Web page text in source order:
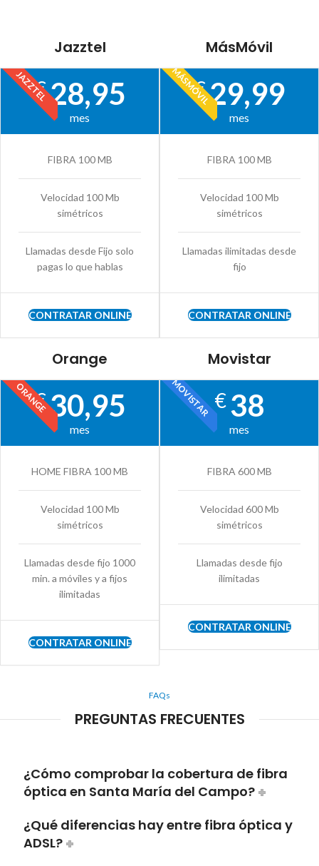
Jazztel
JAZZTEL
€28,95
mes
FIBRA 100 MB
Velocidad 100 Mb
simétricos
Llamadas desde Fijo solo
pagas lo que hablas
CONTRATAR ONLINE
MásMóvil
MÁSMÓVIL
€29,99
mes
FIBRA 100 MB
Velocidad 100 Mb
simétricos
Llamadas ilimitadas desde
fijo
CONTRATAR ONLINE
Orange
ORANGE
€30,95
mes
HOME FIBRA 100 MB
Velocidad 100 Mb
simétricos
Llamadas desde fijo 1000
min. a móviles y a fijos
ilimitadas
CONTRATAR ONLINE
Movistar
MOVISTAR€38
mes
FIBRA 600 MB
Velocidad 600 Mb
simétricos
Llamadas desde fijo
ilimitadas
CONTRATAR ONLINE
FAQs
PREGUNTAS FRECUENTES
¿Cómo comprobar la cobertura de fibra
óptica en Santa María del Campo?
¿Qué diferencias hay entre fibra óptica y
ADSL?